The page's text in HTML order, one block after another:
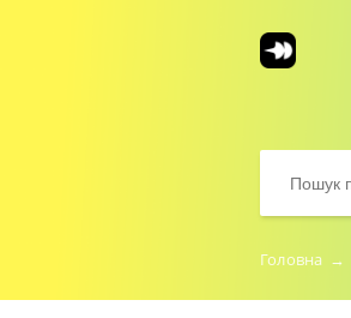
Головна →